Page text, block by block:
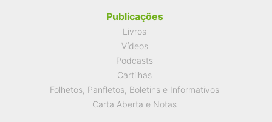
Publicações
Livros
Vídeos
Podcasts
Cartilhas
Folhetos, Panfletos, Boletins e Informativos
Carta Aberta e Notas